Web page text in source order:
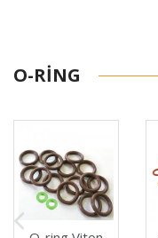
O-RING